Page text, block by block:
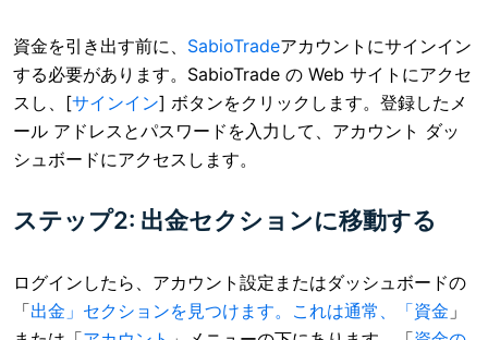
資金を引き出す前に、 SabioTradeアカウントにサインイン
する必要があります。SabioTrade の Web サイトにアクセ
スし、[サインイン] ボタンをクリックします。登録したメ
ール アドレスとパスワードを入力して、アカウント ダッ
シュボードにアクセスします。
ステップ2: 出金セクションに移動する
ログインしたら、アカウント設定またはダッシュボードの
「出金」セクションを見つけます。これは通常、「資金 」